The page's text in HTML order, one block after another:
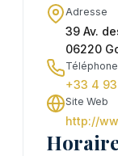
Adresse
39 Av.
06220
Téléphone
+33 4
Site Web
http://